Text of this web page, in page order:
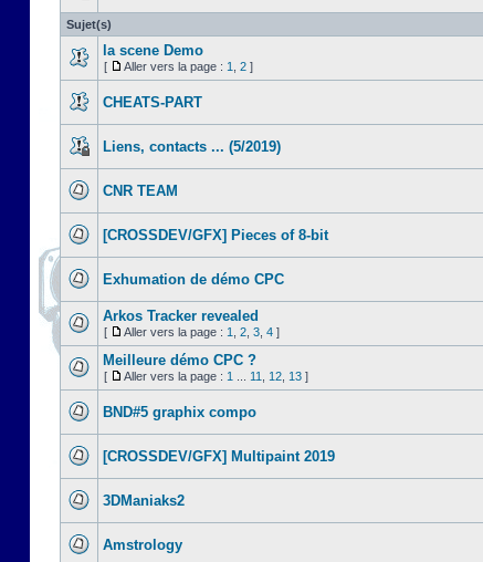
Sujet(s)
la scene Demo
[ Aller vers la page : 1 2 ]
CHEATS-PART
Liens, contacts ... (5/2019)
CNR TEAM
[CROSSDEV/GFX] Pieces of 8-bit
Exhumation de démo CPC
Arkos Tracker revealed
[ Aller vers la page : 1 2 3 4 ]
Meilleure démo CPC ?
[ Aller vers la page : 1 11 12 13 ]
BND#5 graphix compo
[CROSSDEV/GFX] Multipaint 2019
3DManiaks2
Amstrology